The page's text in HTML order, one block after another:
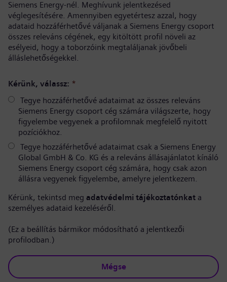
Siemens Energy-nél. Meghívunk jelentkezésed
véglegesítésére. Amennyiben egyetértesz azzal, hogy
adataid hozzáférhetővé váljanak a Siemens Energy csoport
összes releváns cégének, egy kitöltött profil növeli az
esélyeid, hogy a toborzóink megtaláljanak jövőbeli
álláslehetőségekkel.
Kérünk, válassz: *
Tegye hozzáférhetővé adataimat az összes releváns
Siemens Energy csoport cég számára világszerte, hogy
figyelembe vegyenek a profilomnak megfelelő nyitott
pozíciókhoz.
Tegye hozzáférhetővé adataimat csak a Siemens Energy
Global GmbH & Co. KG és a releváns állásajánlatot kínáló
Siemens Energy csoport cég számára, hogy csak azon
állásra vegyenek figyelembe, amelyre jelentkezem.
Kérünk, tekintsd meg adatvédelmi tájékoztatónkat a
személyes adataid kezeléséről.
(Ez a beállítás bármikor módosítható a jelentkezői
profilodban.)
Mégse